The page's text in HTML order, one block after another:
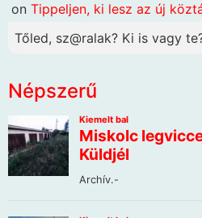
on Tippeljen, ki lesz az új
Tőled, sz@ralak? Ki is vagy
Népszerű